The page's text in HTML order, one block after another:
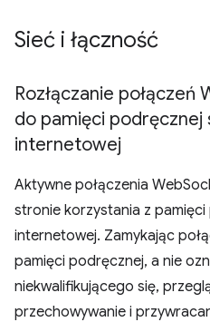
Sieć i łączność
Rozłączanie połączeń
do pamięci podręcznej
internetowej
Aktywne połączenia
stronie korzystania z
internetowej. Zamykając
pamięci podręcznej, a nie
niekwalifikującego się,
przechowywanie i